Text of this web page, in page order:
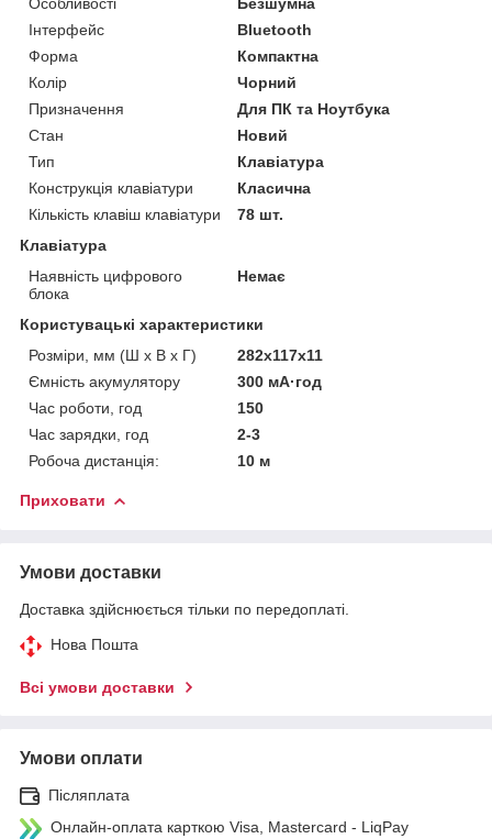
Інтерфейс
Bluetooth
Форма
Компактна
Колір
Чорний
Призначення
Для ПК та Ноутбука
Стан
Новий
Тип
Клавіатура
Конструкція клавіатури
Класична
Кількість клавіш клавіатури
78 шт.
Клавіатура
Наявність цифрового
блока
Немає
Користувацькі характеристики
Розміри, мм (Ш х В х Г)
282х117х11
Ємність акумулятору
300 мА·год
Час роботи, год
150
Час зарядки, год
2-3
Робоча дистанція:
10 м
Приховати
Умови доставки
Доставка здійснюється тільки по передоплаті.
Нова Пошта
Всі умови доставки
Умови оплати
Післяплата
Онлайн-оплата карткою Visa, Mastercard - LiqPay